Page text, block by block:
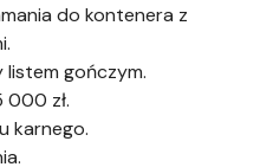
do kontenera z
listem gończym.
zł.
karnego.